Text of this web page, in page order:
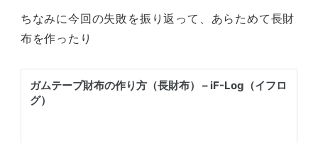
ちなみに今回の失敗を振り返って、あらためて長財
布を作ったり